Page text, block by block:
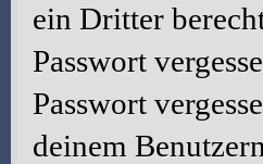
ein Dritter
Passwort
Passwort
deinem